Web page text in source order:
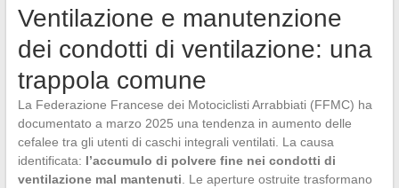
Ventilazione e manutenzione
dei condotti di ventilazione: una
trappola comune
La Federazione Francese dei Motociclisti Arrabbiati (FFMC) ha
documentato a marzo 2025 una tendenza in aumento delle
cefalee tra gli utenti di caschi integrali ventilati. La causa
identificata: l’accumulo di polvere fine nei condotti di
ventilazione mal mantenuti . Le aperture ostruite trasformano